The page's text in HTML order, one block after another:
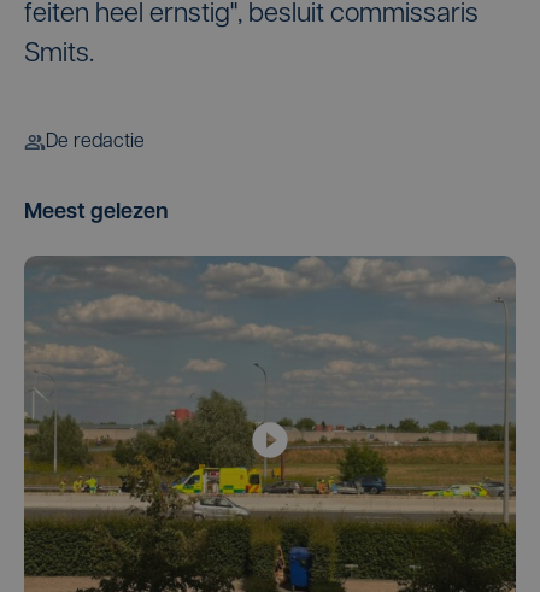
feiten heel ernstig'', besluit commissaris
Smits.
De redactie
Meest gelezen